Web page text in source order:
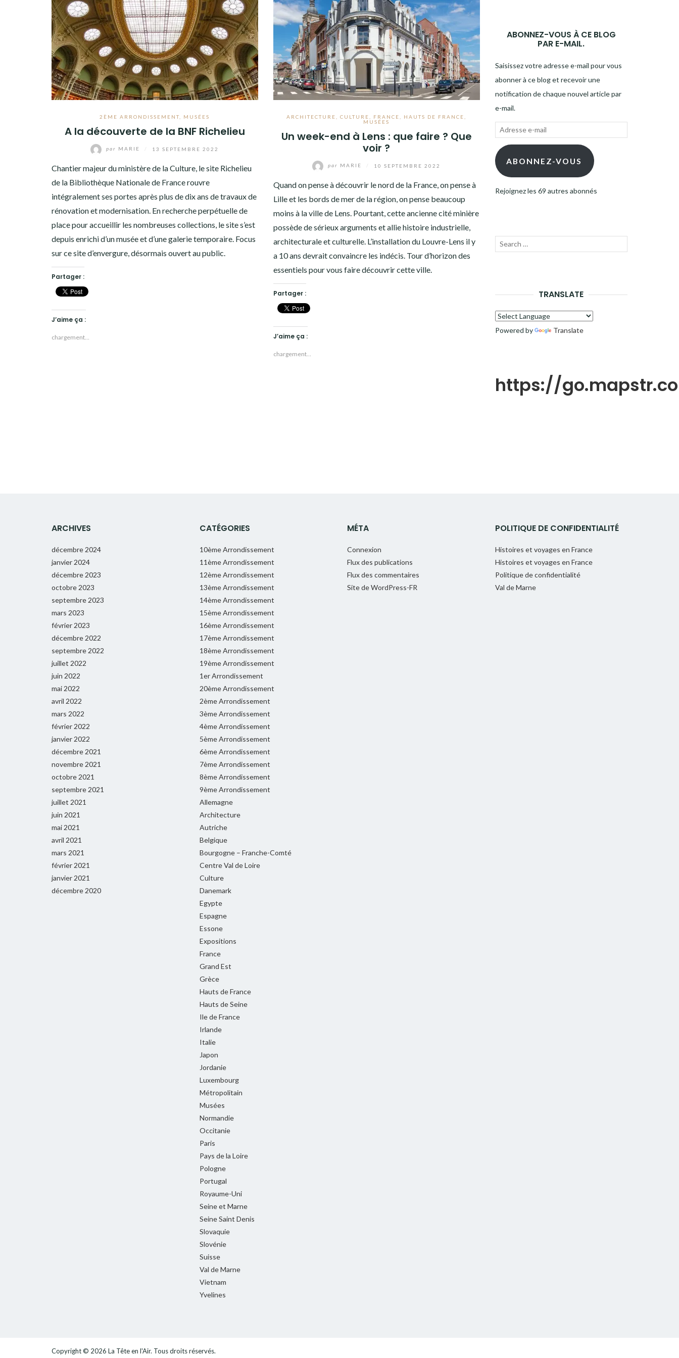
2ÈME ARRONDISSEMENT MUSÉES
A la découverte de la BNF Richelieu
par MARIE 13 SEPTEMBRE 2022
Chantier majeur du ministère de la Culture, le site Richelieu
de la Bibliothèque Nationale de France rouvre
intégralement ses portes après plus de dix ans de travaux de
rénovation et modernisation. En recherche perpétuelle de
place pour accueillir les nombreuses collections, le site s’est
depuis enrichi d’un musée et d’une galerie temporaire. Focus
sur ce site d’envergure, désormais ouvert au public.
Partager :
J’aime ça :
chargement…
ARCHITECTURE ,CULTURE FRANCE HAUTS DE FRANCE
MUSÉES
Un week-end à Lens : que faire ? Que
voir ?
par MARIE 10 SEPTEMBRE 2022
Quand on pense à découvrir le nord de la France, on pense à
Lille et les bords de mer de la région, on pense beaucoup
moins à la ville de Lens. Pourtant, cette ancienne cité minière
possède de sérieux arguments et allie histoire industrielle,
architecturale et culturelle. L’installation du Louvre-Lens il y
a 10 ans devrait convaincre les indécis. Tour d’horizon des
essentiels pour vous faire découvrir cette ville.
Partager :
J’aime ça :
chargement…
ABONNEZ-VOUS À CE BLOG
PAR E-MAIL.
Saisissez votre adresse e-mail pour vous
abonner à ce blog et recevoir une
notification de chaque nouvel article par
e-mail.
Adresse
mail ABONNEZ-VOUS
Rejoignez les 69 autres abonnés
Recherche
TRANSLATE
Powered by Translate
https://
ARCHIVES
décembre 2024
janvier 2024
décembre 2023
octobre 2023
septembre 2023
mars 2023
février 2023
décembre 2022
septembre 2022
juillet 2022
juin 2022
mai 2022
avril 2022
mars 2022
février 2022
janvier 2022
décembre 2021
novembre 2021
octobre 2021
septembre 2021
juillet 2021
juin 2021
mai 2021
avril 2021
mars 2021
février 2021
janvier 2021
décembre 2020
CATÉGORIES
10ème Arrondissement
11ème Arrondissement
12ème Arrondissement
13ème Arrondissement
14ème Arrondissement
15ème Arrondissement
16ème Arrondissement
17ème Arrondissement
18ème Arrondissement
19ème Arrondissement
1er Arrondissement
20ème Arrondissement
2ème Arrondissement
3ème Arrondissement
4ème Arrondissement
5ème Arrondissement
6ème Arrondissement
7ème Arrondissement
8ème Arrondissement
9ème Arrondissement
Allemagne
Architecture
Autriche
Belgique
Bourgogne – Franche-Comté
Centre Val de Loire
Culture
Danemark
Egypte
Espagne
Essone
Expositions
France
Grand Est
Grèce
Hauts de France
Hauts de Seine
Ile de France
Irlande
Italie
Japon
Jordanie
Luxembourg
Métropolitain
Musées
Normandie
Occitanie
Paris
Pays de la Loire
Pologne
Portugal
Royaume-Uni
Seine et Marne
Seine Saint Denis
Slovaquie
Slovénie
Suisse
Val de Marne
Vietnam
Yvelines
MÉTA
Connexion
Flux des publications
Flux des commentaires
Site de WordPress-FR
POLITIQUE DE CONFIDENTIALITÉ
Histoires et voyages en France
Histoires et voyages en France
Politique de confidentialité
Val de Marne
Copyright © 2026 La Tête en l'Air. Tous droits réservés.